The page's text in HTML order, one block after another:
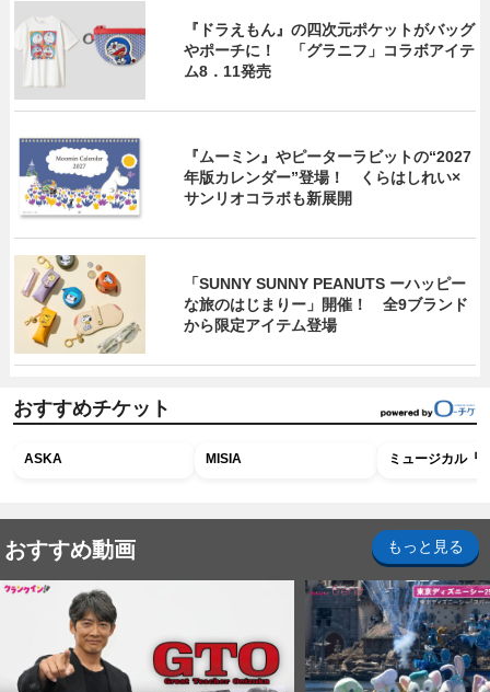
『ドラえもん』の四次元ポケットがバッグ
やポーチに！ 「グラニフ」コラボアイテ
ム8．11発売
『ムーミン』やピーターラビットの“2027
年版カレンダー”登場！ くらはしれい×
サンリオコラボも新展開
「SUNNY SUNNY PEANUTS ーハッピー
な旅のはじまりー」開催！ 全9ブランド
から限定アイテム登場
おすすめチケット
ASKA MISIA ミュージカル『
おすすめ動画 もっと見る